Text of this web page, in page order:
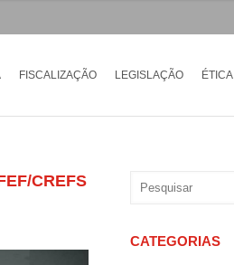
FISCALIZAÇÃO LEGISLAÇÃO ÉTICA
CREFS
CATEGORIAS